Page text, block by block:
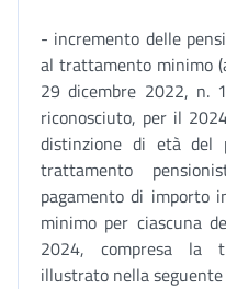
- incremento delle
al trattamento minimo
29 dicembre 2022, n.
riconosciuto, per il
distinzione di età
trattamento
pagamento di importo
minimo per ciascuna
2024, compresa la
illustrato nella